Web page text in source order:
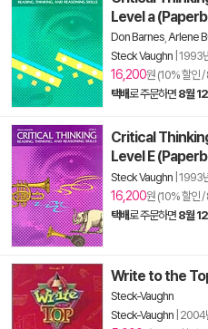
Level a
Don Barnes Arlene
Steck Vaughn 1993
16,200원 (10% 할인 /
택배로 주문하면 8월
Critical
Level E
Steck Vaughn 1993
16,200원 (10% 할인 /
택배로 주문하면 8월
Write to the
Steck-Vaughn
Steck-Vaughn 2004